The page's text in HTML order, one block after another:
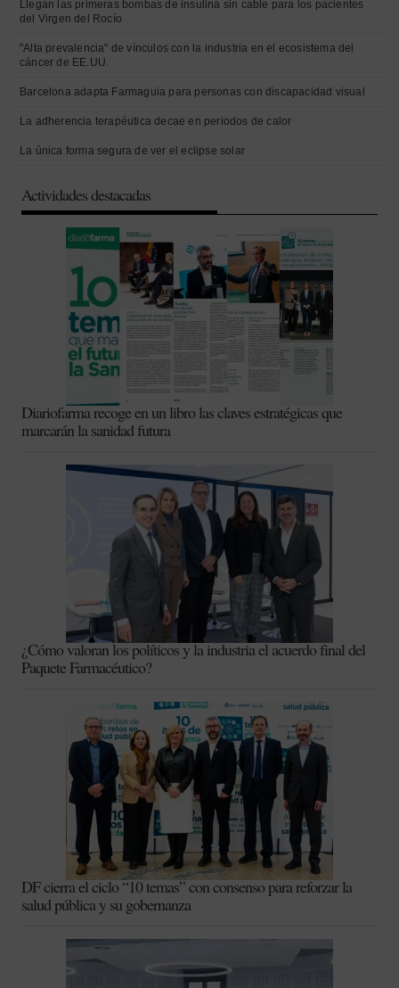
Llegan las primeras bombas de insulina sin cable para los pacientes
del Virgen del Rocío
"Alta prevalencia" de vínculos con la industria en el ecosistema del
cáncer de EE.UU.
Barcelona adapta Farmaguia para personas con discapacidad visual
La adherencia terapéutica decae en periodos de calor
La única forma segura de ver el eclipse solar
Actividades destacadas
Diariofarma recoge en un libro las claves estratégicas que
marcarán la sanidad futura
¿Cómo valoran los políticos y la industria el acuerdo final del
Paquete Farmacéutico?
DF cierra el ciclo “10 temas” con consenso para reforzar la
salud pública y su gobernanza